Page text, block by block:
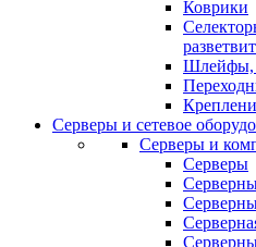
Коврики
Шлейфы,
Серверы и сетевое
Серверы и
Серверы